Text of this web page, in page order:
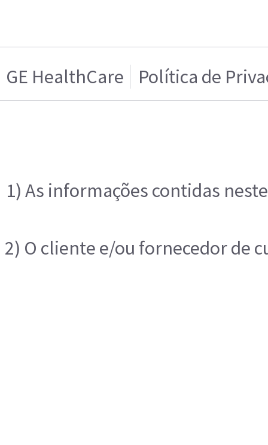
GE HealthCare Política de
1) As informações contidas
2) O cliente e/ou fornecedor de